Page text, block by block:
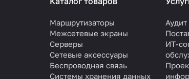
Маршрутизаторы
Межсетевые экраны
Серверы
Сетевые аксессуары
Беспроводная связь
Системы хранения данных
ИТ-